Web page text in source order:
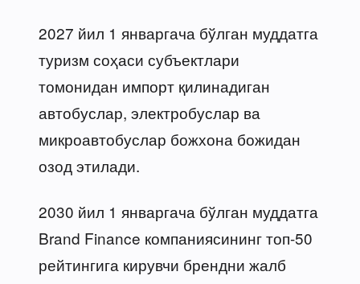
2027 йил 1 январгача бўлган муддатга
туризм соҳаси субъектлари
томонидан импорт қилинадиган
автобуслар, электробуслар ва
микроавтобуслар божхона божидан
озод этилади.
2030 йил 1 январгача бўлган муддатга
Brand Finance компаниясининг топ-50
рейтингига кирувчи брендни жалб